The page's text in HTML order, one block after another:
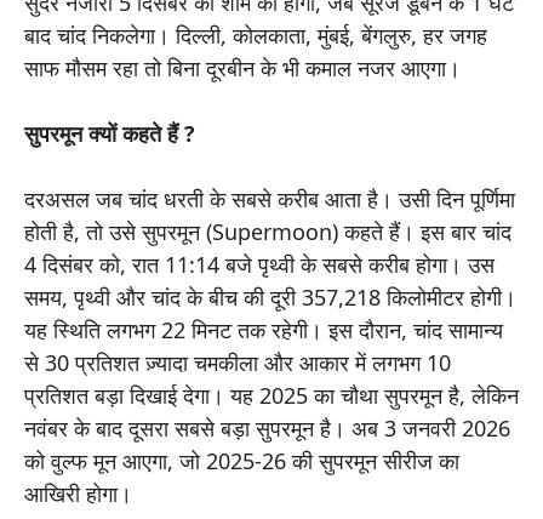
बाद चांद निकलेगा। दिल्ली, कोलकाता, मुंबई, बेंगलुरु, हर जगह
साफ मौसम रहा तो बिना दूरबीन के भी कमाल नजर आएगा।
सुपरमून क्यों कहते हैं ?
दरअसल जब चांद धरती के सबसे करीब आता है। उसी दिन पूर्णिमा
होती है, तो उसे सुपरमून (Supermoon) कहते हैं। इस बार चांद
4 दिसंबर को, रात 11:14 बजे पृथ्वी के सबसे करीब होगा। उस
समय, पृथ्वी और चांद के बीच की दूरी 357,218 किलोमीटर होगी।
यह स्थिति लगभग 22 मिनट तक रहेगी। इस दौरान, चांद सामान्य
से 30 प्रतिशत ज़्यादा चमकीला और आकार में लगभग 10
प्रतिशत बड़ा दिखाई देगा। यह 2025 का चौथा सुपरमून है, लेकिन
नवंबर के बाद दूसरा सबसे बड़ा सुपरमून है। अब 3 जनवरी 2026
को वुल्फ मून आएगा, जो 2025-26 की सुपरमून सीरीज का
आखिरी होगा।